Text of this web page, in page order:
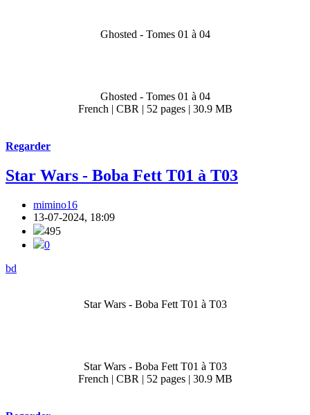
Ghosted - Tomes 01 à 04
Ghosted - Tomes 01 à 04
French | CBR | 52 pages | 30.9 MB
Regarder
Star Wars - Boba Fett T01 à T03
mimino16
13-07-2024, 18:09
495
0
bd
Star Wars - Boba Fett T01 à T03
Star Wars - Boba Fett T01 à T03
French | CBR | 52 pages | 30.9 MB